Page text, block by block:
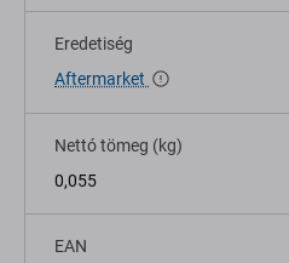
Eredetiség
Aftermarket
Nettó tömeg (kg)
0,055
EAN